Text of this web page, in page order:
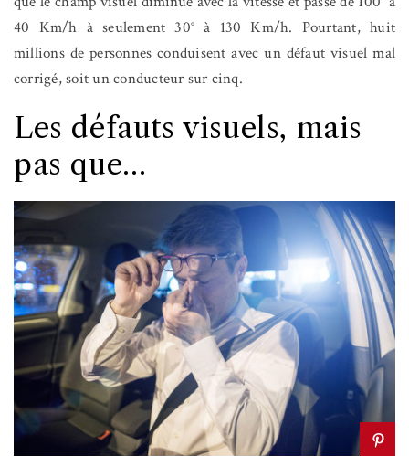
40 Km/h à seulement 30° à 130 Km/h. Pourtant, huit
millions de personnes conduisent avec un défaut visuel mal
corrigé, soit un conducteur sur cinq.
Les défauts visuels, mais
pas que…